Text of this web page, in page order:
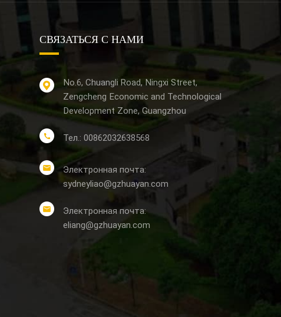
СВЯЗАТЬСЯ С НАМИ
No.6, Chuangli Road, Ningxi Street,
Zengcheng Economic and Technological
Development Zone, Guangzhou
Тел.: 00862032638568
Электронная почта:
sydneyliao@gzhuayan.com
Электронная почта:
eliang@gzhuayan.com